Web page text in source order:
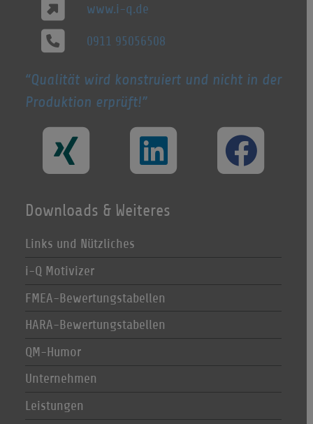
www.i-q.de
0911 95056508
Qualität wird konstruiert und nicht in der
Produktion erprüft!
Downloads & Weiteres
Links und Nützliches
i-Q Motivizer
FMEA-Bewertungstabellen
HARA-Bewertungstabellen
QM-Humor
Unternehmen
Leistungen